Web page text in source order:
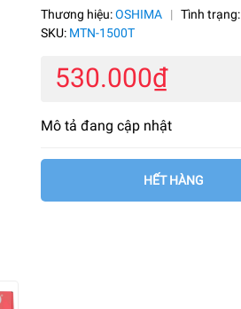
Thương hiệu:OSHIMA | Tình trạng:
SKU: MTN-1500T
530.000₫
Mô tả đang cập nhật
HẾT HÀNG